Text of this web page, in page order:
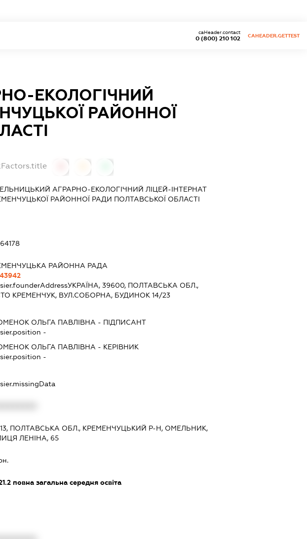
0 (800) 210 102
caHeader.contact
CAHEADER.GETTEST
ЕКОЛОГІЧНИЙ
РАЙОННОЇ
АГРАРНО-ЕКОЛОГІЧНИЙ ЛІЦЕЙ-ІНТЕРНАТ
РАЙОННОЇ РАДИ ПОЛТАВСЬКОЇ ОБЛАСТІ
РАЙОННА РАДА
УКРАЇНА, 39600, ПОЛТАВСЬКА ОБЛ.,
КРЕМЕНЧУК, ВУЛ.СОБОРНА, БУДИНОК 14/23
ОЛЬГА ПАВЛІВНА - ПІДПИСАНТ
-
ОЛЬГА ПАВЛІВНА - КЕРІВНИК
-
ПОЛТАВСЬКА ОБЛ., КРЕМЕНЧУЦЬКИЙ Р-Н, ОМЕЛЬНИК,
ЛЕНІНА, 65
повна загальна середня освіта